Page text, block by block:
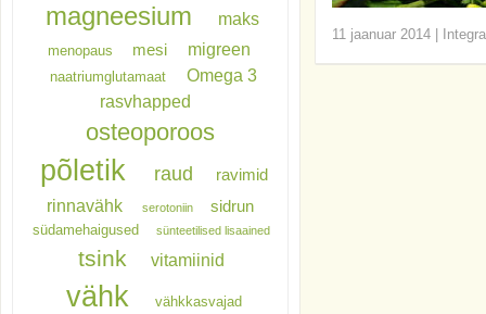
11 jaanuar 2014
magneesium maks
menopaus mesi migreen
naatriumglutamaat
Omega 3
rasvhapped
osteoporoos
põletik raud ravimid
rinnavähk serotoniin sidrun
südamehaigused sünteetilised lisaained
tsink vitamiinid
vähk vähkkasvajad